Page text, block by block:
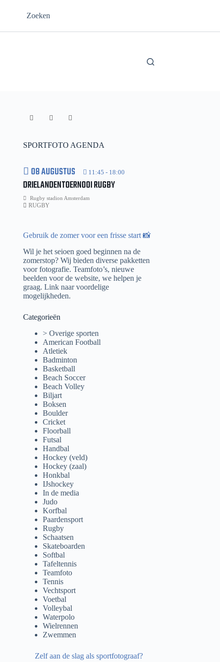
Zoeken
SPORTFOTO AGENDA
08 AUGUSTUS 11:45 - 18:00
DRIELANDENTOERNOOI RUGBY
Rugby stadion Amsterdam
RUGBY
Gebruik de zomer voor een frisse start 📸
Wil je het seioen goed beginnen na de
zomerstop? Wij bieden diverse pakketten
voor fotografie. Teamfoto’s, nieuwe
beelden voor de website, we helpen je
graag.Link naar voordelige
mogelijkheden.
Categorieën
> Overige sporten
American Football
Atletiek
Badminton
Basketball
Beach Soccer
Beach Volley
Biljart
Boksen
Boulder
Cricket
Floorball
Futsal
Handbal
Hockey (veld)
Hockey (zaal)
Honkbal
IJshockey
In de media
Judo
Korfbal
Paardensport
Rugby
Schaatsen
Skateboarden
Softbal
Tafeltennis
Teamfoto
Tennis
Vechtsport
Voetbal
Volleybal
Waterpolo
Wielrennen
Zwemmen
Zelf aan de slag als sportfotograaf?